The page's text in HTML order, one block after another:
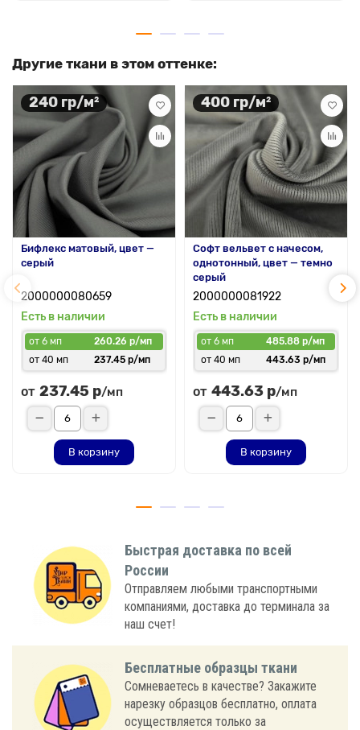
Другие ткани в этом оттенке:
240 гр/м²
Бифлекс матовый, цвет —
серый
2000000080659
Есть в наличии
от 6 мп
260.26 р/мп
от 40 мп
237.45 р/мп
от 237.45 р/мп
В корзину
400 гр/м²
Софт вельвет с начесом,
однотонный, цвет — темно
серый
2000000081922
Есть в наличии
от 6 мп
485.88 р/мп
от 40 мп
443.63 р/мп
от 443.63 р/мп
В корзину
Быстрая доставка по всей
России
Отправляем любыми транспортными
компаниями, доставка до терминала за
наш счет!
Бесплатные образцы ткани
Сомневаетесь в качестве? Закажите
нарезку образцов бесплатно, оплата
осуществляется только за